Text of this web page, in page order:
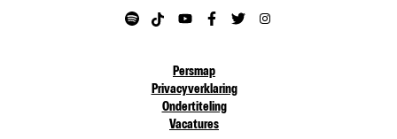
Persmap
Privacyverklaring
Ondertiteling
Vacatures